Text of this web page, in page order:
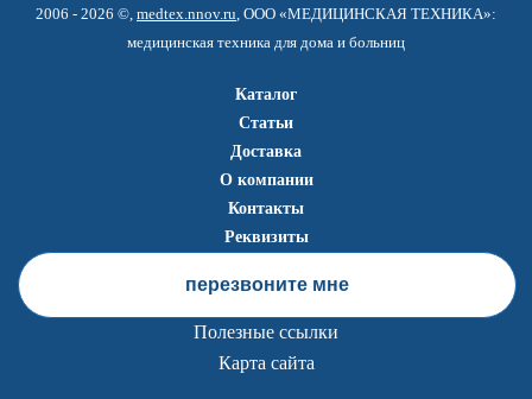
2006 - 2026 ©, medtex.nnov.ru , ООО «МЕДИЦИНСКАЯ ТЕХНИКА»:
медицинская техника для дома и больниц
Каталог
Статьи
Доставка
О компании
Контакты
Реквизиты
перезвоните мне
Полезные ссылки
Карта сайта